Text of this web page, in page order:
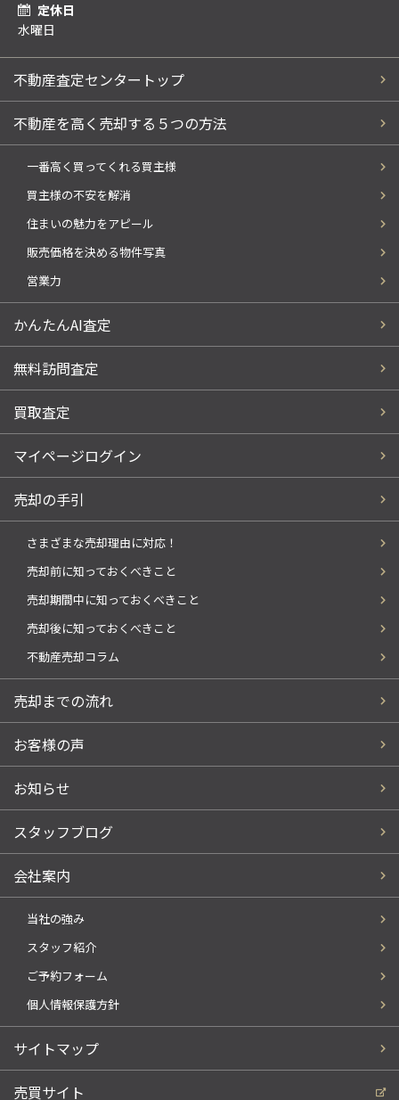
定休日
水曜日
不動産査定センタートップ
不動産を高く売却する５つの方法
一番高く買ってくれる買主様
買主様の不安を解消
住まいの魅力をアピール
販売価格を決める物件写真
営業力
かんたんAI査定
無料訪問査定
買取査定
マイページログイン
売却の手引
さまざまな売却理由に対応！
売却前に知っておくべきこと
売却期間中に知っておくべきこと
売却後に知っておくべきこと
不動産売却コラム
売却までの流れ
お客様の声
お知らせ
スタッフブログ
会社案内
当社の強み
スタッフ紹介
ご予約フォーム
個人情報保護方針
サイトマップ
売買サイト